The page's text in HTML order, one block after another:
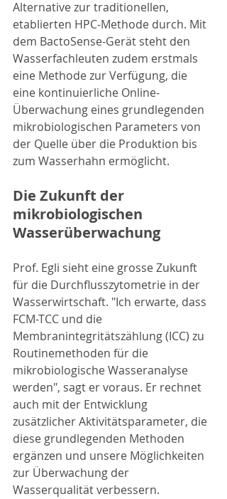
Alternative zur traditionellen,
etablierten HPC-Methode durch. Mit
dem BactoSense-Gerät steht den
Wasserfachleuten zudem erstmals
eine Methode zur Verfügung, die
eine kontinuierliche Online-
Überwachung eines grundlegenden
mikrobiologischen Parameters von
der Quelle über die Produktion bis
zum Wasserhahn ermöglicht.
Die Zukunft der
mikrobiologischen
Wasserüberwachung
Prof. Egli sieht eine grosse Zukunft
für die Durchflusszytometrie in der
Wasserwirtschaft. "Ich erwarte, dass
FCM-TCC und die
Membranintegritätszählung (ICC) zu
Routinemethoden für die
mikrobiologische Wasseranalyse
werden", sagt er voraus. Er rechnet
auch mit der Entwicklung
zusätzlicher Aktivitätsparameter, die
diese grundlegenden Methoden
ergänzen und unsere Möglichkeiten
zur Überwachung der
Wasserqualität verbessern.